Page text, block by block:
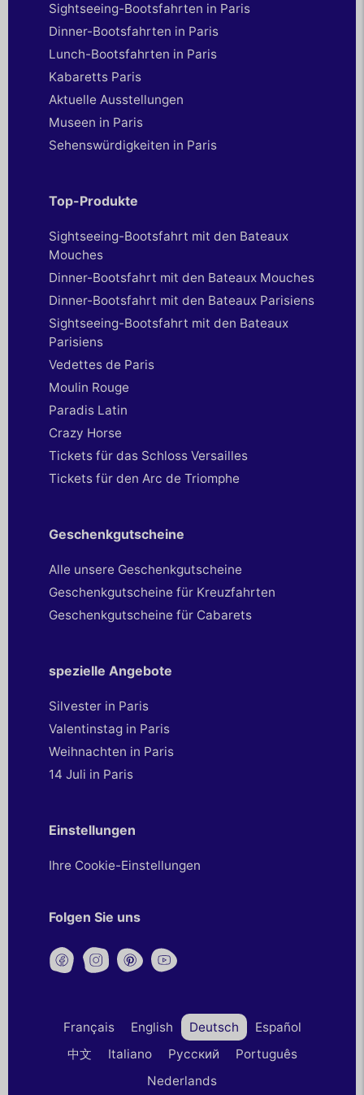
Sightseeing-Bootsfahrten in Paris
Dinner-Bootsfahrten in Paris
Lunch-Bootsfahrten in Paris
Kabaretts Paris
Aktuelle Ausstellungen
Museen in Paris
Sehenswürdigkeiten in Paris
Top-Produkte
Sightseeing-Bootsfahrt mit den Bateaux
Mouches
Dinner-Bootsfahrt mit den Bateaux Mouches
Dinner-Bootsfahrt mit den Bateaux Parisiens
Sightseeing-Bootsfahrt mit den Bateaux
Parisiens
Vedettes de Paris
Moulin Rouge
Paradis Latin
Crazy Horse
Tickets für das Schloss Versailles
Tickets für den Arc de Triomphe
Geschenkgutscheine
Alle unsere Geschenkgutscheine
Geschenkgutscheine für Kreuzfahrten
Geschenkgutscheine für Cabarets
spezielle Angebote
Silvester in Paris
Valentinstag in Paris
Weihnachten in Paris
14 Juli in Paris
Einstellungen
Ihre Cookie-Einstellungen
Folgen Sie uns
Français English Deutsch
Español
中文
Italiano Русский
Português
Nederlands